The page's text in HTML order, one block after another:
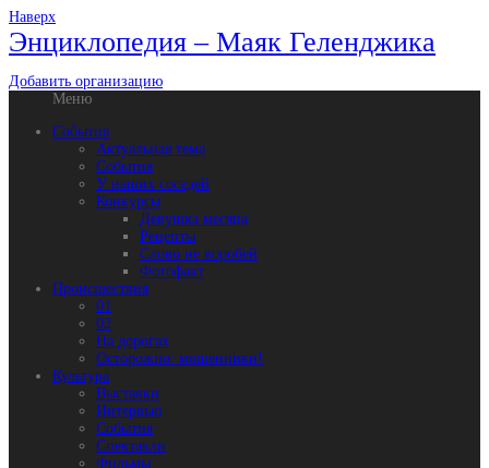
Наверх
Энциклопедия – Маяк Геленджика
Добавить организацию
Меню
События
Актуальная тема
События
У наших соседей
Конкурсы
Девушка месяца
Рецепты
Слово не воробей
Фотофакт
Происшествия
01
02
На дорогах
Осторожно: мошенники!
Культура
Выставки
Интервью
События
Спектакли
Фильмы